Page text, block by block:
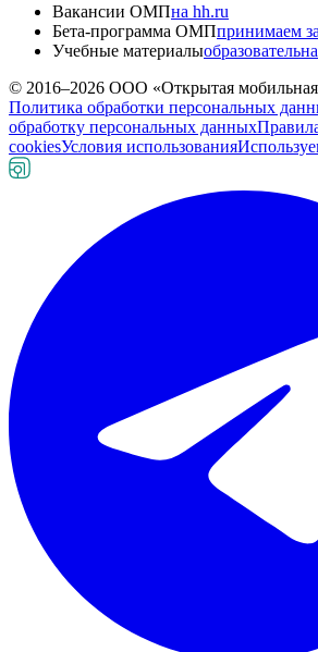
Вакансии ОМПна hh.ru
Бета-программа ОМПпринимаем
Учебные материалы
© 2016–2026 ООО «Открытая
Политика обработки персональных
обработку персональных данных
cookiesУсловия использования